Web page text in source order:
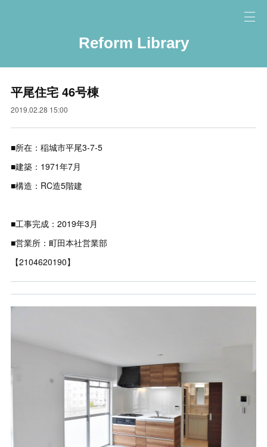
Reform Library
平尾住宅 46号棟
2019.02.28 15:00
■所在：稲城市平尾3-7-5
■建築：1971年7月
■構造：RC造5階建
■工事完成：2019年3月
■営業所：町田本社営業部
【2104620190】